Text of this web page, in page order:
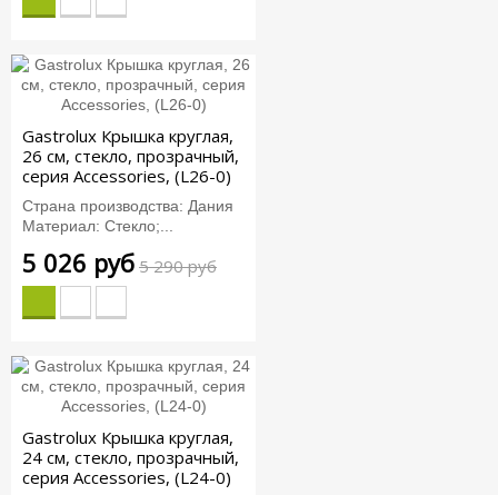
Gastrolux Крышка круглая,
26 см, стекло, прозрачный,
серия Accessories, (L26-0)
Страна производства: Дания
Материал: Стекло;...
5 026 руб 5 290 руб
Gastrolux Крышка круглая,
24 см, стекло, прозрачный,
серия Accessories, (L24-0)